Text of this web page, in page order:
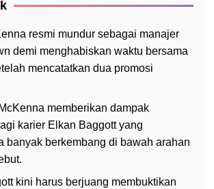
resmi mundur sebagai manajer
demi menghabiskan waktu bersama
mencatatkan dua promosi
memberikan dampak
karier Elkan Baggott yang
banyak berkembang di bawah arahan
kini harus berjuang membuktikan